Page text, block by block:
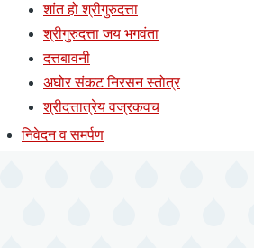
शांत हो श्रीगुरुदत्ता
श्रीगुरुदत्ता जय भगवंता
दत्तबावनी
अघोर संकट निरसन स्तोत्र
श्रीदत्तात्रेय वज्रकवच
निवेदन व समर्पण